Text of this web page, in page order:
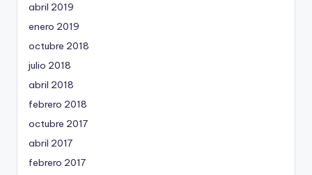
abril 2019
enero 2019
octubre 2018
julio 2018
abril 2018
febrero 2018
octubre 2017
abril 2017
febrero 2017